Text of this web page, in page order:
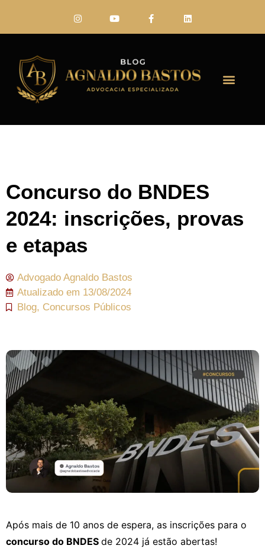
Concurso do BNDES
2024: inscrições, provas
e etapas
Advogado Agnaldo Bastos
Atualizado em 13/08/2024
Blog, Concursos Públicos
Após mais de 10 anos de espera, as inscrições para o
concurso do BNDES de 2024 já estão abertas!